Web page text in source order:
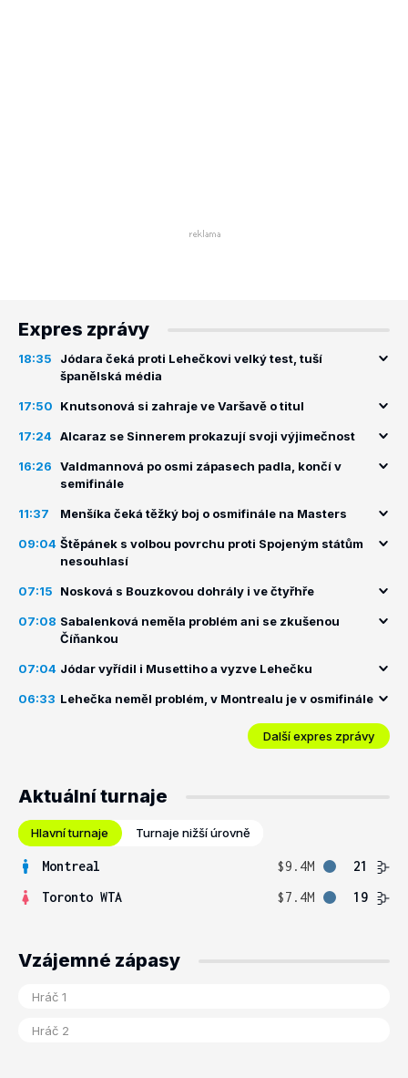
Expres zprávy
18:35
Jódara čeká proti Lehečkovi velký test, tuší
španělská média
17:50 Knutsonová si zahraje ve Varšavě o titul
17:24 Alcaraz se Sinnerem prokazují svoji výjimečnost
16:26
Valdmannová po osmi zápasech padla, končí v
semifinále
11:37 Menšíka čeká těžký boj o osmifinále na Masters
09:04 Štěpánek s volbou povrchu proti Spojeným státům
nesouhlasí
07:15 Nosková s Bouzkovou dohrály i ve čtyřhře
07:08 Sabalenková neměla problém ani se zkušenou
Číňankou
07:04 Jódar vyřídil i Musettiho a vyzve Lehečku
06:33 Lehečka neměl problém, v Montrealu je v osmifinále
Další expres zprávy
Aktuální turnaje
Hlavní turnaje Turnaje nižší úrovně
Montreal $9.4M
21
Toronto WTA
$7.4M 19
Vzájemné zápasy